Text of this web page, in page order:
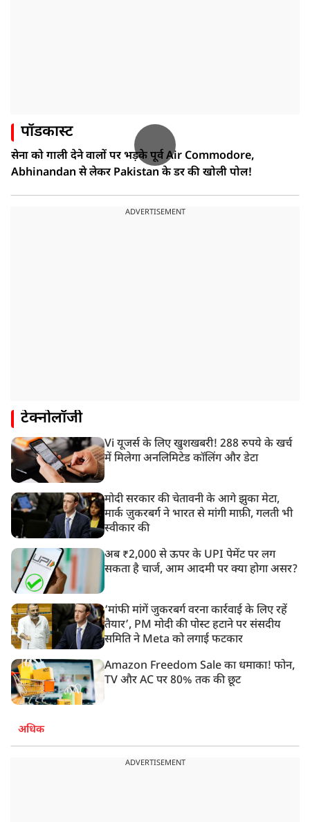
पॉडकास्ट
सेना को गाली देने वालों पर भड़के पूर्व Air Commodore,
Abhinandan से लेकर Pakistan के डर की खोली पोल!
ADVERTISEMENT
टेक्नोलॉजी
Vi यूजर्स के लिए खुशखबरी! 288 रुपये के खर्च
में मिलेगा अनलिमिटेड कॉलिंग और डेटा
मोदी सरकार की चेतावनी के आगे झुका मेटा,
मार्क ज़ुकरबर्ग ने भारत से मांगी माफ़ी, गलती भी
स्वीकार की
अब ₹2,000 से ऊपर के UPI पेमेंट पर लग
सकता है चार्ज, आम आदमी पर क्या होगा असर?
‘मांफी मांगें जुकरबर्ग वरना कार्रवाई के लिए रहें
तैयार’, PM मोदी की पोस्ट हटाने पर संसदीय
समिति ने Meta को लगाई फटकार
Amazon Freedom Sale का धमाका! फोन,
TV और AC पर 80% तक की छूट
अधिक
ADVERTISEMENT